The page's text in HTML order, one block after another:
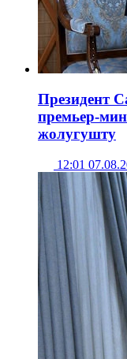
Президент
премьер-
жолугушту
12:01